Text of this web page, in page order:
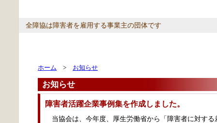
全障協は障害者を雇用する事業主の団体です
ホーム > お知らせ
お知らせ
障害者活躍企業事例集を作成しました。
当協会は、今年度、厚生労働省から「障害者に対す